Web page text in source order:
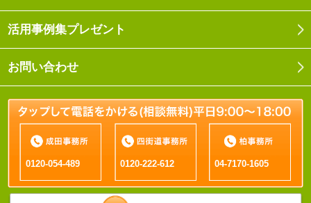
活用事例集プレゼント
お問い合わせ
0120-054-489 0120-222-612 04-7170-1605